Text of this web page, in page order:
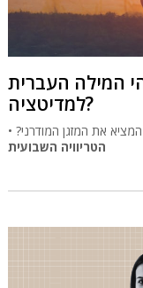
המילה העברית
למדיטציה?
את המזגן המודרני? •
הטריוויה השבועית